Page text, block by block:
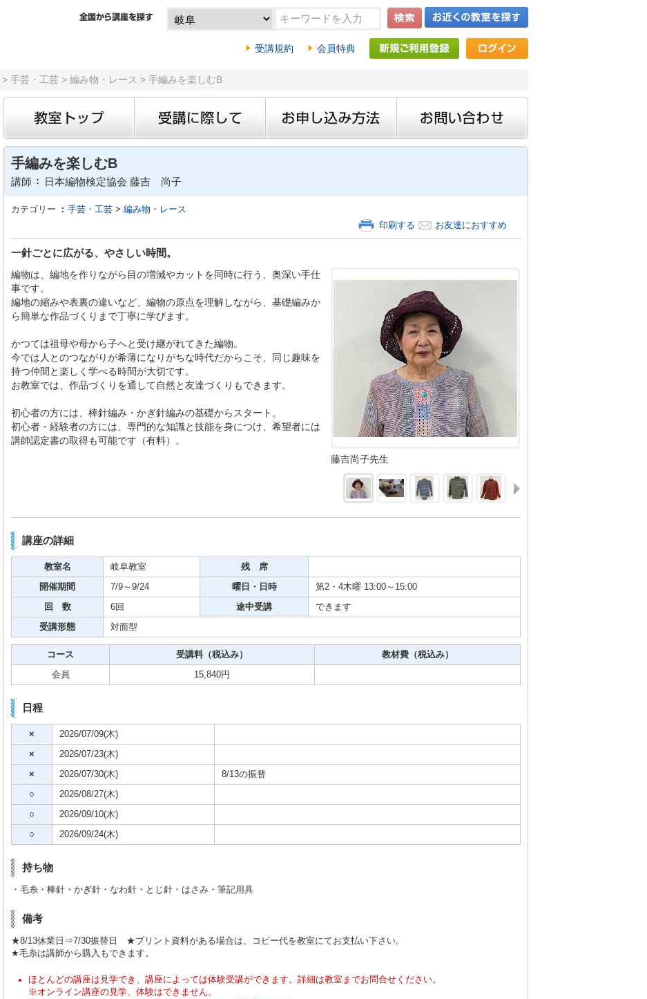
受講規約 会員特典
> 手芸・工芸 > 編み物・レース > 手編みを楽しむB
手編みを楽しむB
講師 日本編物検定協会 藤吉 尚子
カテゴリー 手芸・工芸> 編み物・レース
印刷する
お友達におすすめ
一針ごとに広がる、やさしい時間。
編物は、編地を作りながら目の増減やカットを同時に行う、奥深い手仕
事です。
編地の縮みや表裏の違いなど、編物の原点を理解しながら、基礎編みか
ら簡単な作品づくりまで丁寧に学びます。
かつては祖母や母から子へと受け継がれてきた編物。
今では人とのつながりが希薄になりがちな時代だからこそ、同じ趣味を
持つ仲間と楽しく学べる時間が大切です。
お教室では、作品づくりを通して自然と友達づくりもできます。
初心者の方には、棒針編み・かぎ針編みの基礎からスタート。
初心者・経験者の方には、専門的な知識と技能を身につけ、希望者には
講師認定書の取得も可能です（有料）。
藤吉尚子先生
講座の詳細
教室名 岐阜教室 残 席
開催期間 7/9～9/24 曜日・日時 第2・4木曜 13:00～15:00
回 数 6回 途中受講 できます
受講形態 対面型
コース 受講料（税込み） 教材費（税込み）
会員 15,840円
日程
× 2026/07/09(木)
× 2026/07/23(木)
× 2026/07/30(木) 8/13の振替
○ 2026/08/27(木)
○ 2026/09/10(木)
○ 2026/09/24(木)
持ち物
・毛糸・棒針・かぎ針・なわ針・とじ針・はさみ・筆記用具
備考
★8/13休業日⇒7/30振替日 ★プリント資料がある場合は、コピー代を教室にてお支払い下さい。
★毛糸は講師から購入もできます。
ほとんどの講座は見学でき、講座によっては体験受講ができます。詳細は教室までお問合せください。
※オンライン講座の見学、体験はできません。
章・文芸
らし・美容・ビジネス
国語
統文化
道・カリグラフィー
メラ・ビデオ
康・エクササイズ・スポーツ
ンス・舞踊